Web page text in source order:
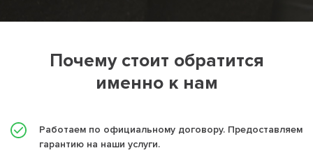
Почему стоит обратится
именно к нам
Работаем по официальному договору. Предоставляем
гарантию на наши услуги.